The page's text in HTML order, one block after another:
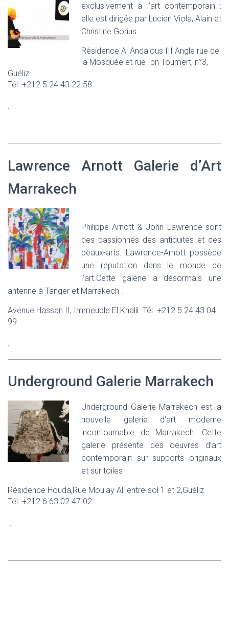
exclusivement à l’art contemporain :
elle est dirigée par Lucien Viola, Alain et
Christine Gorius.
Résidence Al Andalous III Angle rue de
la Mosquée et rue Ibn Toumert, n°3,
Guéliz
Tél. +212 5 24 43 22 58
.
Lawrence Arnott Galerie d’Art
Marrakech
Philippe Arnott & John Lawrence sont
des passionnés des antiquités et des
beaux-arts. Lawrence-Arnott possède
une réputation dans le monde de
l’art.Cette galerie a désormais une
antenne à Tanger et Marrakech .
Avenue Hassan II, Immeuble El Khalil Tél. +212 5 24 43 04
99
.
Underground Galerie Marrakech
Underground Galerie Marrakech est la
nouvelle galerie d’art moderne
incontournable de Marrakech. Cette
galerie présente des oeuvres d’art
contemporain sur supports originaux
et sur toiles
Résidence Houda,Rue Moulay Ali entre-sol 1 et 2,Guéliz
Tél. +212 6 63 02 47 02
.